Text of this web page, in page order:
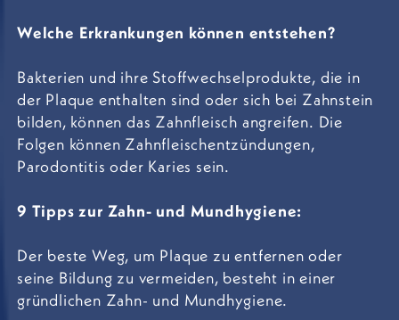
Welche Erkrankungen können entstehen?
Bakterien und ihre Stoffwechselprodukte, die in
der Plaque enthalten sind oder sich bei Zahnstein
bilden, können das Zahnfleisch angreifen. Die
Folgen können Zahnfleischentzündungen,
Parodontitis oder Karies sein.
9 Tipps zur Zahn- und Mundhygiene:
Der beste Weg, um Plaque zu entfernen oder
seine Bildung zu vermeiden, besteht in einer
gründlichen Zahn- und Mundhygiene.